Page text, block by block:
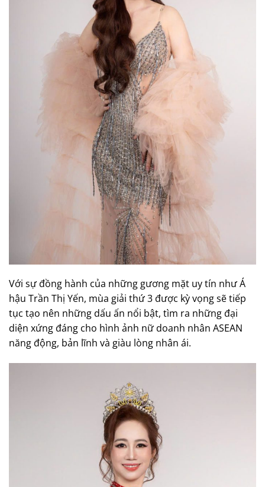
Với sự đồng hành của những gương mặt uy tín như Á
hậu Trần Thị Yến, mùa giải thứ 3 được kỳ vọng sẽ tiếp
tục tạo nên những dấu ấn nổi bật, tìm ra những đại
diện xứng đáng cho hình ảnh nữ doanh nhân ASEAN
năng động, bản lĩnh và giàu lòng nhân ái.